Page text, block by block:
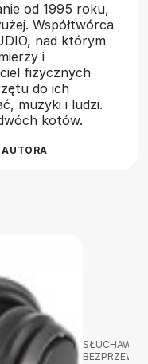
od 1995 roku,
Współtwórca
nad którym
i
fizycznych
do ich
muzyki i ludzi.
kotów.
SŁUCHAWKI